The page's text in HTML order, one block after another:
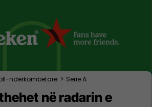
nderkombetare > Serie A
në radarin e